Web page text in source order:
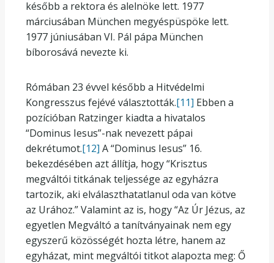
később a rektora és alelnöke lett. 1977
márciusában München megyéspüspöke lett.
1977 júniusában VI. Pál pápa München
bíborosává nevezte ki.
Rómában 23 évvel később a Hitvédelmi
Kongresszus fejévé választották.[11] Ebben a
pozícióban Ratzinger kiadta a hivatalos
“Dominus Iesus”-nak nevezett pápai
dekrétumot.[12] A “Dominus Iesus” 16.
bekezdésében azt állítja, hogy “Krisztus
megváltói titkának teljessége az egyházra
tartozik, aki elválaszthatatlanul oda van kötve
az Urához.” Valamint az is, hogy “Az Úr Jézus, az
egyetlen Megváltó a tanítványainak nem egy
egyszerű közösségét hozta létre, hanem az
egyházat, mint megváltói titkot alapozta meg: Ő